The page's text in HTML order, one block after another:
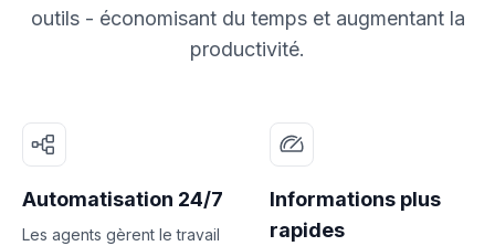
outils - économisant du temps et augmentant la
productivité.
Automatisation 24/7
Les agents gèrent le travail
Informations plus
rapides